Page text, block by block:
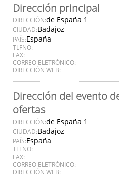
Dirección principal
DIRECCIÓN:de España 1
CIUDAD:Badajoz
PAÍS:España
TLFNO:
FAX:
CORREO ELETRÓNICO:
DIRECCIÓN WEB:
Dirección del evento
ofertas
DIRECCIÓN:de España 1
CIUDAD:Badajoz
PAÍS:España
TLFNO:
FAX:
CORREO ELETRÓNICO:
DIRECCIÓN WEB: